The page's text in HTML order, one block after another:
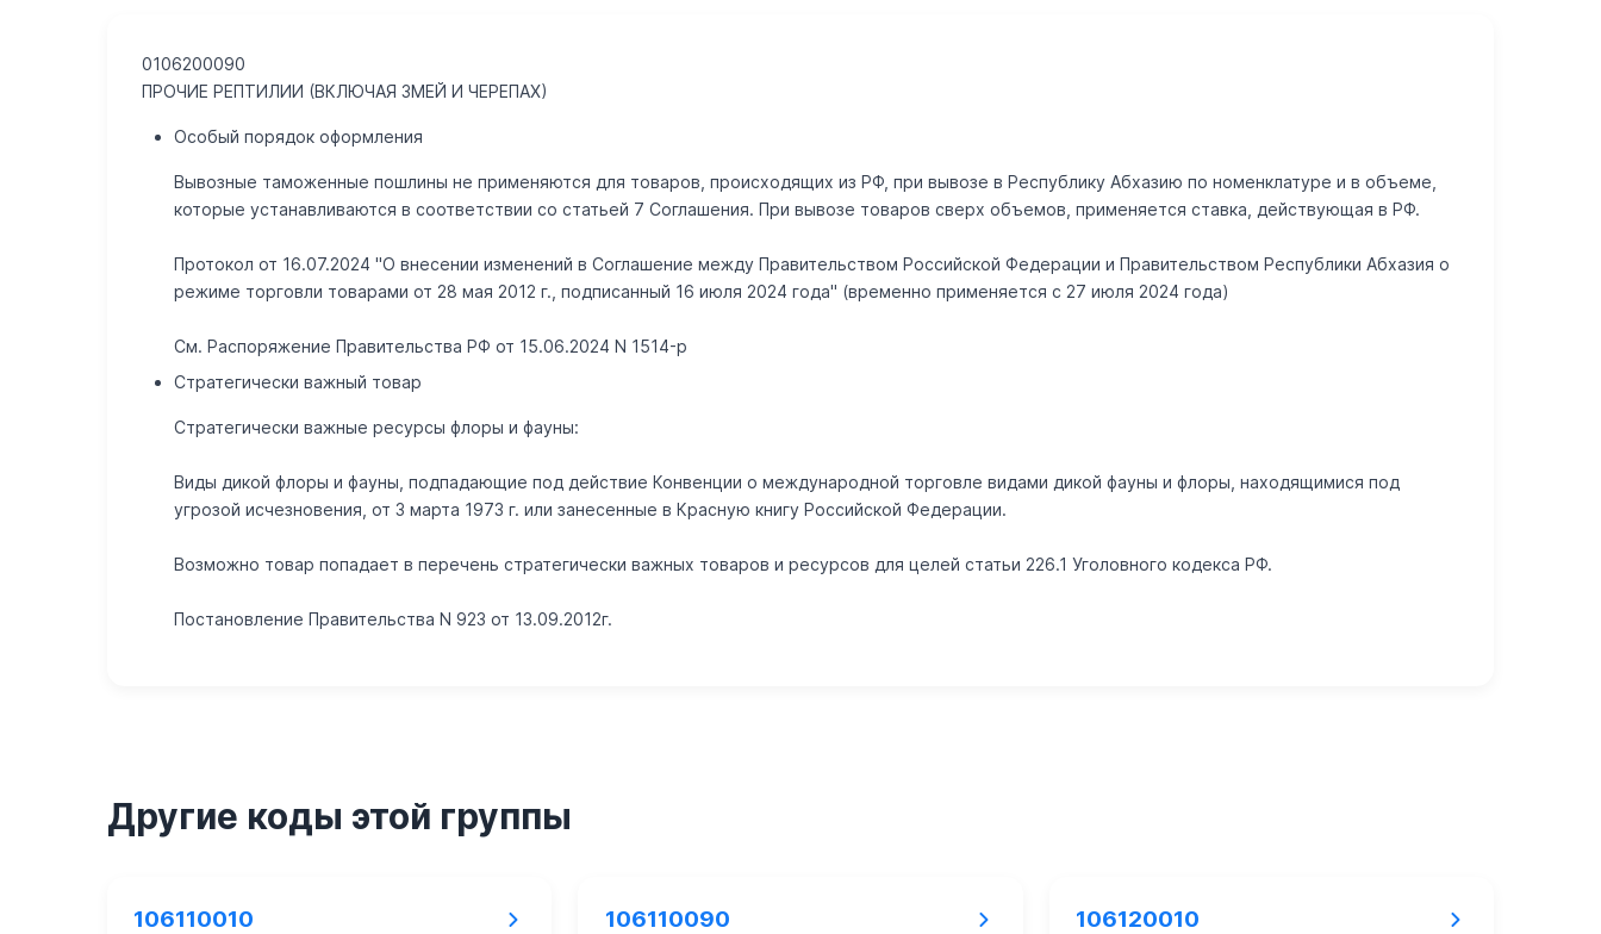
0106200090
ПРОЧИЕ РЕПТИЛИИ (ВКЛЮЧАЯ ЗМЕЙ И ЧЕРЕПАХ)
Особый порядок оформления
Вывозные таможенные пошлины не применяются для товаров, происходящих из РФ, при вывозе в Республику Абхазию по номенклатуре и в объеме,
которые устанавливаются в соответствии со статьей 7 Соглашения. При вывозе товаров сверх объемов, применяется ставка, действующая в РФ.
Протокол от 16.07.2024 "О внесении изменений в Соглашение между Правительством Российской Федерации и Правительством Республики Абхазия о
режиме торговли товарами от 28 мая 2012 г., подписанный 16 июля 2024 года" (временно применяется с 27 июля 2024 года)
См. Распоряжение Правительства РФ от 15.06.2024 N 1514-р
Стратегически важный товар
Стратегически важные ресурсы флоры и фауны:
Виды дикой флоры и фауны, подпадающие под действие Конвенции о международной торговле видами дикой фауны и флоры, находящимися под
угрозой исчезновения, от 3 марта 1973 г. или занесенные в Красную книгу Российской Федерации.
Возможно товар попадает в перечень стратегически важных товаров и ресурсов для целей статьи 226.1 Уголовного кодекса РФ.
Постановление Правительства N 923 от 13.09.2012г.
Другие коды этой группы
106110010 106110090 106120010